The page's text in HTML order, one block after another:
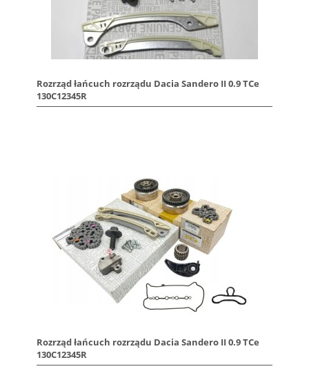
Rozrząd łańcuch rozrządu Dacia Sandero II 0.9 TCe
130C12345R
Rozrząd łańcuch rozrządu Dacia Sandero II 0.9 TCe
130C12345R